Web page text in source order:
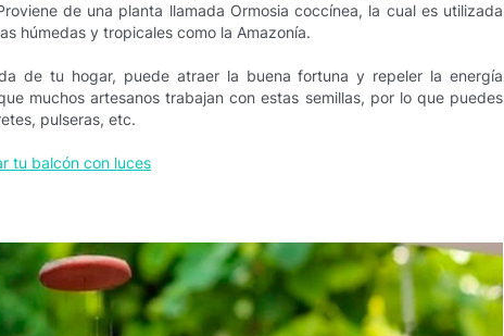
de una planta llamada Ormosia coccínea, la cual es utilizada
húmedas y tropicales como la Amazonía.
de tu hogar, puede atraer la buena fortuna y repeler la energía
muchos artesanos trabajan con estas semillas, por lo que puedes
pulseras, etc.
tu balcón con luces